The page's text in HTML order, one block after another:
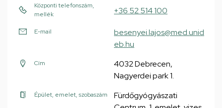
Központi telefonszám,
mellék
+36 52 514 100
E-mail
besenyei.lajos@med.unid
eb.hu
Cím
4032 Debrecen,
Nagyerdei park 1.
Épület, emelet, szobaszám
Fürdőgyógyászati